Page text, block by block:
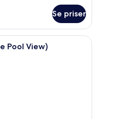
Se priser
1 kingsize-seng (Terrace Pool View) |
Pool View)